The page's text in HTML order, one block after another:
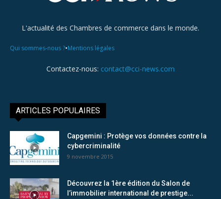
L'actualité des Chambres de commerce dans le monde.
Qui sommes-nous ?•Mentions légales
Contactez-nous: contact@cci-news.com
ARTICLES POPULAIRES
Capgemini : Protège vos données contre la
cybercriminalité
9 novembre 2015
Découvrez la 1ère édition du Salon de
l’immobilier international de prestige...